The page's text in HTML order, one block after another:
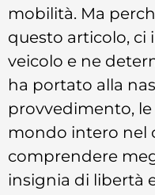
mobilità. Ma
questo articolo,
veicolo e ne
ha portato alla
provvedimento,
mondo intero nel
comprendere
insignia di libertà